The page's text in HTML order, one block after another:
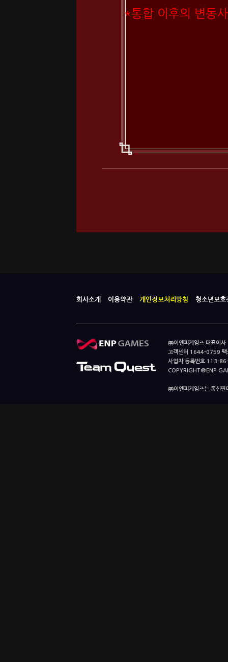
*통합 이후의 변동
회사소개 이용약관 개인정보처리방침 청소년보호
㈜이엔피게임즈 대표이
고객센터 1644-0759
사업자 등록번호 113-
COPYRIGHT@ENP
㈜이엔피게임즈는 통신판